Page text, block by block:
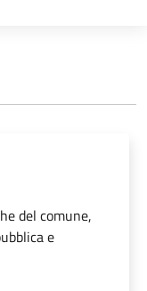
del comune,
e